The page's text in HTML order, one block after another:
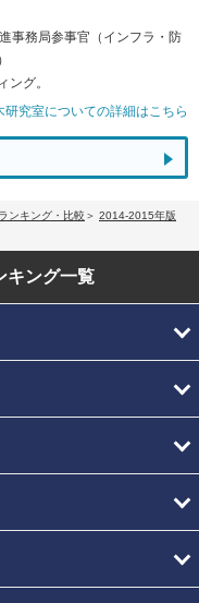
事務局参事官（インフラ・防
ング。
究室についての詳細はこちら
ンキング・比較
2014-2015年版
キング一覧